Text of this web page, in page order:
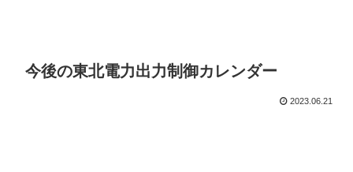
今後の東北電力出力制御カレンダー
2023.06.21